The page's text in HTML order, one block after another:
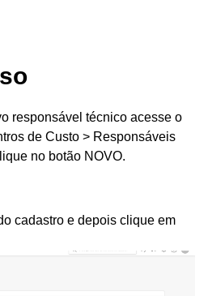
responsável técnico acesse o
de Custo > Responsáveis
no botão NOVO.
cadastro e depois clique em